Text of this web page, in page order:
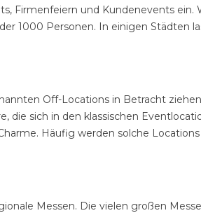
Firmenfeiern und Kundenevents ein.
1000 Personen. In einigen Städten
Off-Locations in Betracht
sich in den klassischen
Häufig werden solche
Messen. Die vielen großen